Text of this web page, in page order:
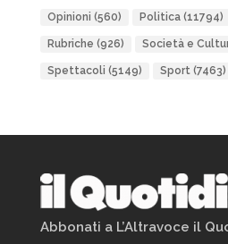
Opinioni (560) Politica(11794)
Rubriche (926) Società e
Spettacoli (5149) Sport(7463)
Abbonati a L’Altravoce il